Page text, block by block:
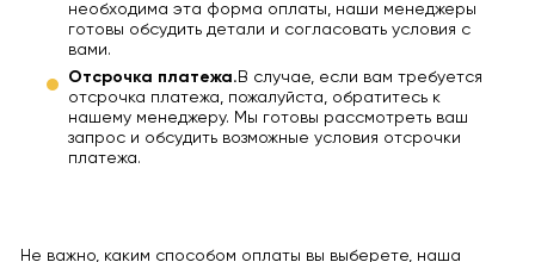
необходима эта форма оплаты, наши менеджеры
готовы обсудить детали и согласовать условия с
вами.
Отсрочка платежа. В случае, если вам требуется
отсрочка платежа, пожалуйста, обратитесь к
нашему менеджеру. Мы готовы рассмотреть ваш
запрос и обсудить возможные условия отсрочки
платежа.
Не важно, каким способом оплаты вы выберете, наша